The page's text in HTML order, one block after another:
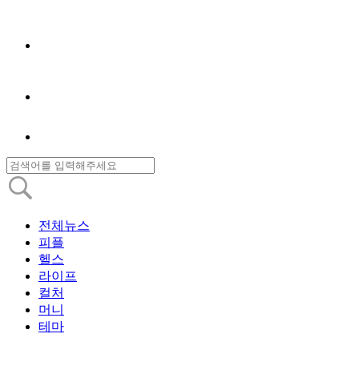
전체뉴스
피플
헬스
라이프
컬처
머니
테마